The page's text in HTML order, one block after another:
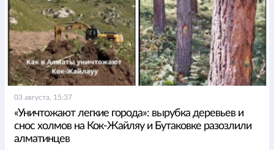
03 августа, 15:37
«Уничтожают легкие города»: вырубка деревьев и
снос холмов на Кок-Жайляу и Бутаковке разозлили
алматинцев